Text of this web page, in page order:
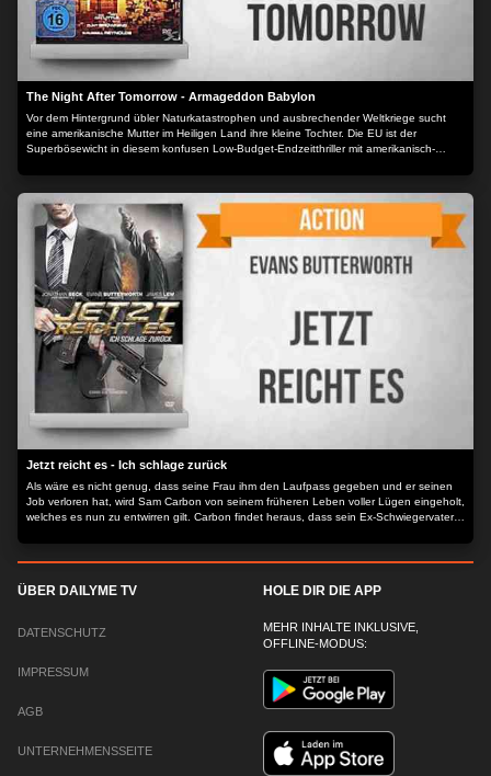
The Night After Tomorrow - Armageddon Babylon
Vor dem Hintergrund übler Naturkatastrophen und ausbrechender Weltkriege sucht
eine amerikanische Mutter im Heiligen Land ihre kleine Tochter. Die EU ist der
Superbösewicht in diesem konfusen Low-Budget-Endzeitthriller mit amerikanisch-
Jetzt reicht es - Ich schlage zurück
Als wäre es nicht genug, dass seine Frau ihm den Laufpass gegeben und er seinen
Job verloren hat, wird Sam Carbon von seinem früheren Leben voller Lügen eingeholt,
welches es nun zu entwirren gilt. Carbon findet heraus, dass sein Ex-Schwiegervater,
ÜBER DAILYME TV
DATENSCHUTZ
IMPRESSUM
AGB
UNTERNEHMENSSEITE
HOLE DIR DIE APP
MEHR INHALTE INKLUSIVE,
OFFLINE-MODUS: